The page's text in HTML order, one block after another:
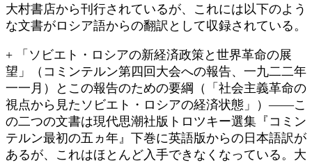
大村書店から刊行されているが、これには以下のよう
な文書がロシア語からの翻訳として収録されている。
+ 「ソビエト・ロシアの新経済政策と世界革命の展
望」（コミンテルン第四回大会への報告、一九二二年
一一月）とこの報告のための要綱（「社会主義革命の
視点から見たソビエト・ロシアの経済状態」）――こ
の二つの文書は現代思潮社版トロツキー選集『コミン
テルン最初の五ヵ年』下巻に英語版からの日本語訳が
あるが、これはほとんど入手できなくなっている。大